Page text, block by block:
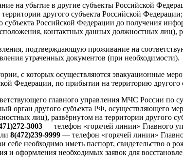
на убытие в другие субъекты Российской
другого субъекта Российской Федерации;
Российской Федерации до получения
контактных данных должностных лиц),
подтверждающую проживание на
утраченных документов (при необходимости).
с которых осуществляются эвакуационные
Федерации, по прибытии на территорию
главного управления МЧС России
орган другого субъекта РФ,
лиц), развёрнутом на территории другого
3003 — телефон «горячей линии» Главного
8(472)239-9999 — телефон «горячей линии»
необходимо иметь паспорт, свидетельство о
и оформления необходимых заявок для